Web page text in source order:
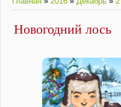
Новогодний лось